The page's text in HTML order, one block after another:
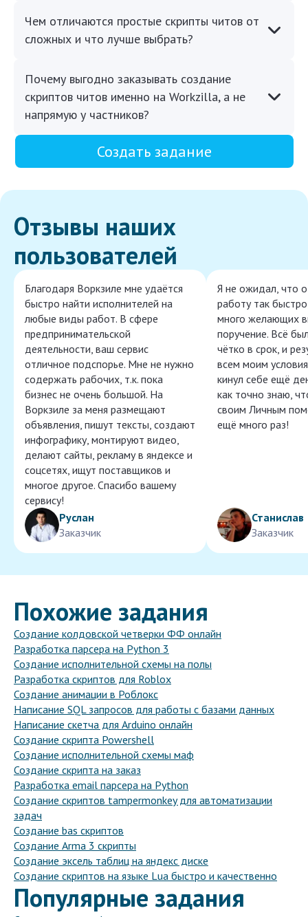
Чем отличаются простые скрипты читов от
сложных и что лучше выбрать?
Почему выгодно заказывать создание
скриптов читов именно на Workzilla, а не
напрямую у частников?
Создать задание
Отзывы наших
пользователей
Благодаря Воркзиле мне удаётся
быстро найти исполнителей на
любые виды работ. В сфере
предпринимательской
деятельности, ваш сервис
отличное подспорье. Мне не нужно
содержать рабочих, т.к. пока
бизнес не очень большой. На
Воркзиле за меня размещают
объявления, пишут тексты, создают
инфографику, монтируют видео,
делают сайты, рекламу в яндексе и
соцсетях, ищут поставщиков и
многое другое. Спасибо вашему
сервису!
Руслан
Заказчик
Я не ожидал, что
работу так
много желающих
поручение. Всё
чётко в срок, и
всем моим
кинул себе ещё
как точно знаю,
своим Личным
ещё много раз!
Станислав
Заказчик
Похожие задания
Создание колдовской четверки ФФ онлайн
Разработка парсера на Python 3
Создание исполнительной схемы на полы
Разработка скриптов для Roblox
Создание анимации в Роблокс
Написание SQL запросов для работы с базами данных
Написание скетча для Arduino онлайн
Создание скрипта Powershell
Создание исполнительной схемы маф
Создание скрипта на заказ
Разработка email парсера на Python
Создание скриптов tampermonkey для автоматизации
задач
Создание bas скриптов
Создание Arma 3 скрипты
Создание эксель таблиц на яндекс диске
Создание скриптов на языке Lua быстро и качественно
Популярные задания